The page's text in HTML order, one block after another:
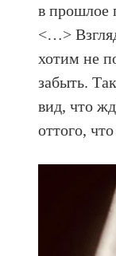
в прошлое
<…>
хотим не
забыть.
вид, что
оттого,